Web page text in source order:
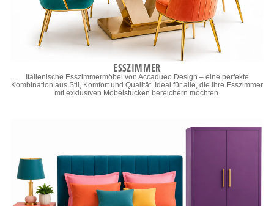
ESSZIMMER
Italienische Esszimmermöbel von Accadueo Design – eine perfekte
Kombination aus Stil, Komfort und Qualität. Ideal für alle, die ihre Esszimmer
mit exklusiven Möbelstücken bereichern möchten.